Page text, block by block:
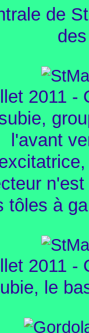
de
2011 -
l'avant
tôles à
2011 -
le